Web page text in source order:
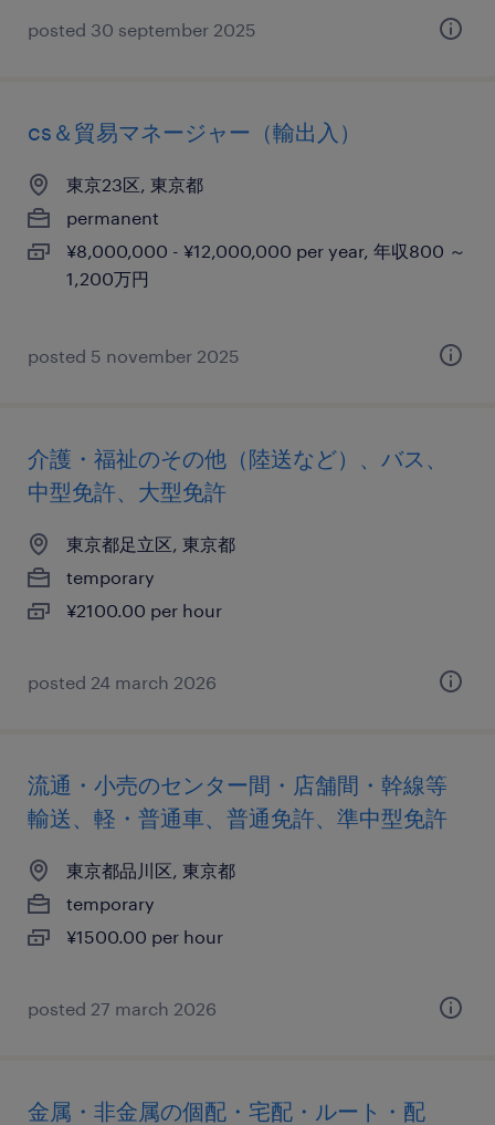
posted 30 september 2025
cs＆貿易マネージャー（輸出入）
東京23区, 東京都
permanent
¥8,000,000 - ¥12,000,000 per year, 年収800 ～
1,200万円
posted 5 november 2025
介護・福祉のその他（陸送など）、バス、
中型免許、大型免許
東京都足立区, 東京都
temporary
¥2100.00 per hour
posted 24 march 2026
流通・小売のセンター間・店舗間・幹線等
輸送、軽・普通車、普通免許、準中型免許
東京都品川区, 東京都
temporary
¥1500.00 per hour
posted 27 march 2026
金属・非金属の個配・宅配・ルート・配